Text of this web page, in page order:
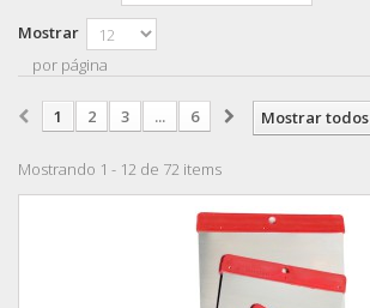
Mostrar
por página
Mostrar todos
1 2 3 ... 6
Mostrando 1 - 12 de 72 items